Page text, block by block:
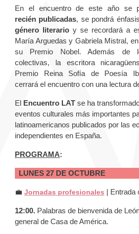
En el encuentro de este año se
recién publicadas, se pondrá
género literario y se recordará a
María Arguedas y Gabriela Mistral,
su Premio Nobel. Además de
colectivas, la escritora
Premio Reina Sofía de Poesía
cerrará el encuentro con una lectura
El Encuentro LAT se ha
eventos culturales más importantes
latinoamericanos publicados por las
independientes en España.
PROGRAMA:
LUNES 27 DE OCTUBRE
💼 Jornadas profesionales | Entrada
12:00. Palabras de bienvenida de
general de Casa de América.